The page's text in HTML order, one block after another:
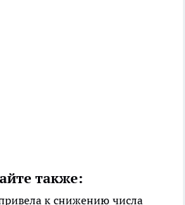
также:
к снижению числа